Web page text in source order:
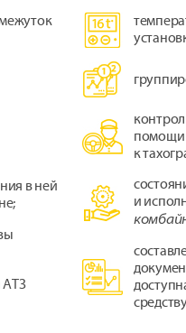
в ней
АТЗ
помощи
к
и